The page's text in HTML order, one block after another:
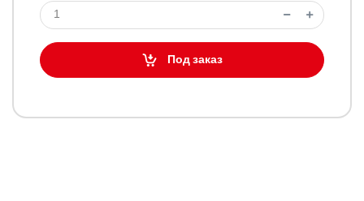
Под заказ